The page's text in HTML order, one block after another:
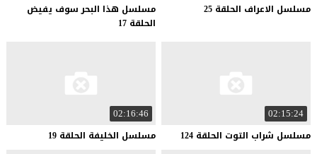
مسلسل الاعراف الحلقة 25
مسلسل هذا البحر سوف يفيض
الحلقة 17
02:15:24
مسلسل شراب التوت الحلقة 124
02:16:46
مسلسل الخليفة الحلقة 19